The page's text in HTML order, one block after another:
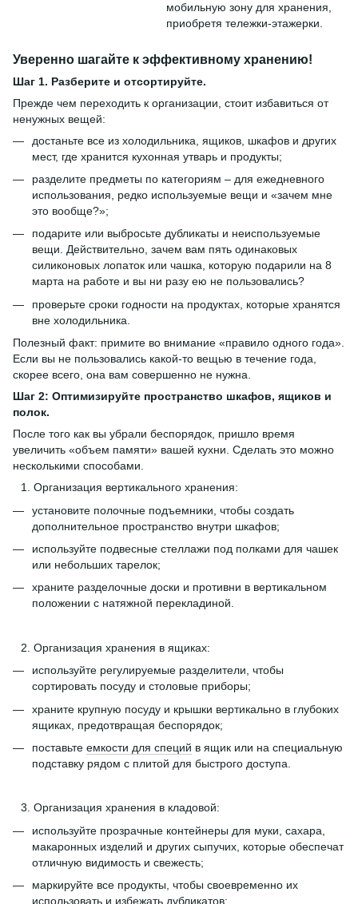
мобильную зону для хранения,
приобретя тележки-этажерки.
Уверенно шагайте к эффективному хранению!
Шаг 1. Разберите и отсортируйте.
Прежде чем переходить к организации, стоит избавиться от
ненужных вещей:
достаньте все из холодильника, ящиков, шкафов и других
мест, где хранится кухонная утварь и продукты;
разделите предметы по категориям – для ежедневного
использования, редко используемые вещи и «зачем мне
это вообще?»;
подарите или выбросьте дубликаты и неиспользуемые
вещи. Действительно, зачем вам пять одинаковых
силиконовых лопаток или чашка, которую подарили на 8
марта на работе и вы ни разу ею не пользовались?
проверьте сроки годности на продуктах, которые хранятся
вне холодильника.
Полезный факт: примите во внимание «правило одного года».
Если вы не пользовались какой-то вещью в течение года,
скорее всего, она вам совершенно не нужна.
Шаг 2: Оптимизируйте пространство шкафов, ящиков и
полок.
После того как вы убрали беспорядок, пришло время
увеличить «объем памяти» вашей кухни. Сделать это можно
несколькими способами.
Организация вертикального хранения:
установите полочные подъемники, чтобы создать
дополнительное пространство внутри шкафов;
используйте подвесные стеллажи под полками для чашек
или небольших тарелок;
храните разделочные доски и противни в вертикальном
положении с натяжной перекладиной.
Организация хранения в ящиках:
используйте регулируемые разделители, чтобы
сортировать посуду и столовые приборы;
храните крупную посуду и крышки вертикально в глубоких
ящиках, предотвращая беспорядок;
поставьте емкости для специй в ящик или на специальную
подставку рядом с плитой для быстрого доступа.
Организация хранения в кладовой:
используйте прозрачные контейнеры для муки, сахара,
макаронных изделий и других сыпучих, которые обеспечат
отличную видимость и свежесть;
маркируйте все продукты, чтобы своевременно их
использовать и избежать дубликатов;